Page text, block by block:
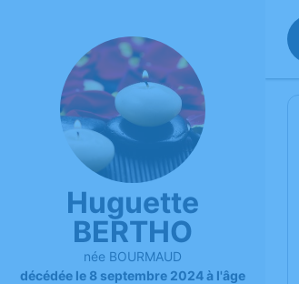
Huguette
BERTHO
née BOURMAUD
décédée le 8 septembre 2024 à l'âge